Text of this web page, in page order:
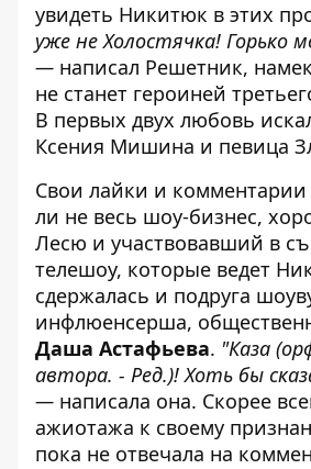
увидеть Никитюк в этих
уже не Холостячка! Горько
— написал Решетник,
не станет героиней
В первых двух любовь
Ксения Мишина и певица
Свои лайки и комментарии
ли не весь шоу-бизнес,
Лесю и участвовавший в
телешоу, которые ведет
сдержалась и подруга
инфлюенсерша,
Даша Астафьева. "Каза
автора. - Ред.)! Хоть бы
— написала она. Скорее
ажиотажа к своему
пока не отвечала на